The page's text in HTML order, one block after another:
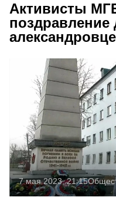
Активисты
поздравление
7 мая 2023, 21:15